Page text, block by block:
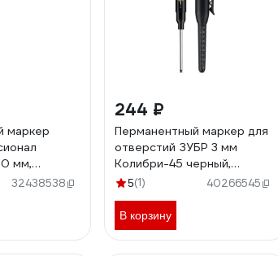
маркер
мм,
32438538
244 ₽
Перманентный маркер для
отверстий ЗУБР 3 мм
Колибри-45 черный,
наконечник L 45 мм 06339-
5(1) 40266545
В корзину